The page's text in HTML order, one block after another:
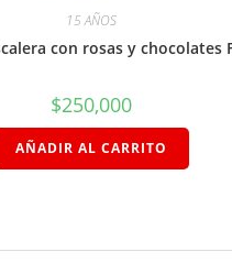
15 AÑOS
con rosas y chocolates
$250,000
AÑADIR AL CARRITO